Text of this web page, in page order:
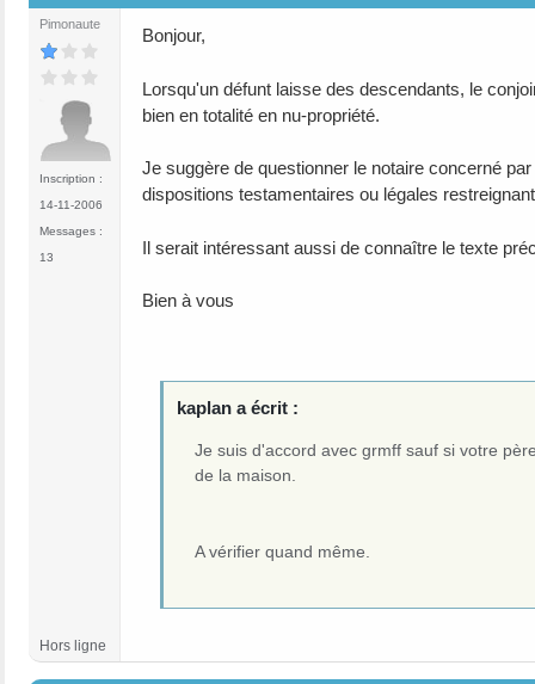
Pimonaute
Inscription :
14-11-2006
Messages :
13
Bonjour,
Lorsqu'un défunt laisse des descendants, le
bien en totalité en nu-propriété.
Je suggère de questionner le notaire concerné
dispositions testamentaires ou légales
Il serait intéressant aussi de connaître le texte
Bien à vous
kaplan a écrit :
Je suis d'accord avec grmff sauf si votre
de la maison.
A vérifier quand même.
Hors ligne